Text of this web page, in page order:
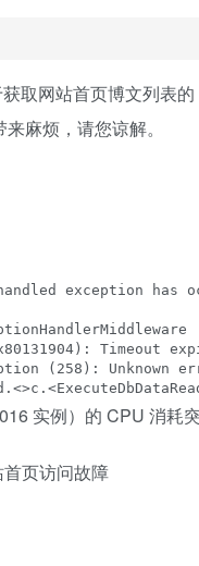
取网站首页博文列表
麻烦，请您谅解。
exception has
(258): Unknown
实例）的 CPU 消耗突